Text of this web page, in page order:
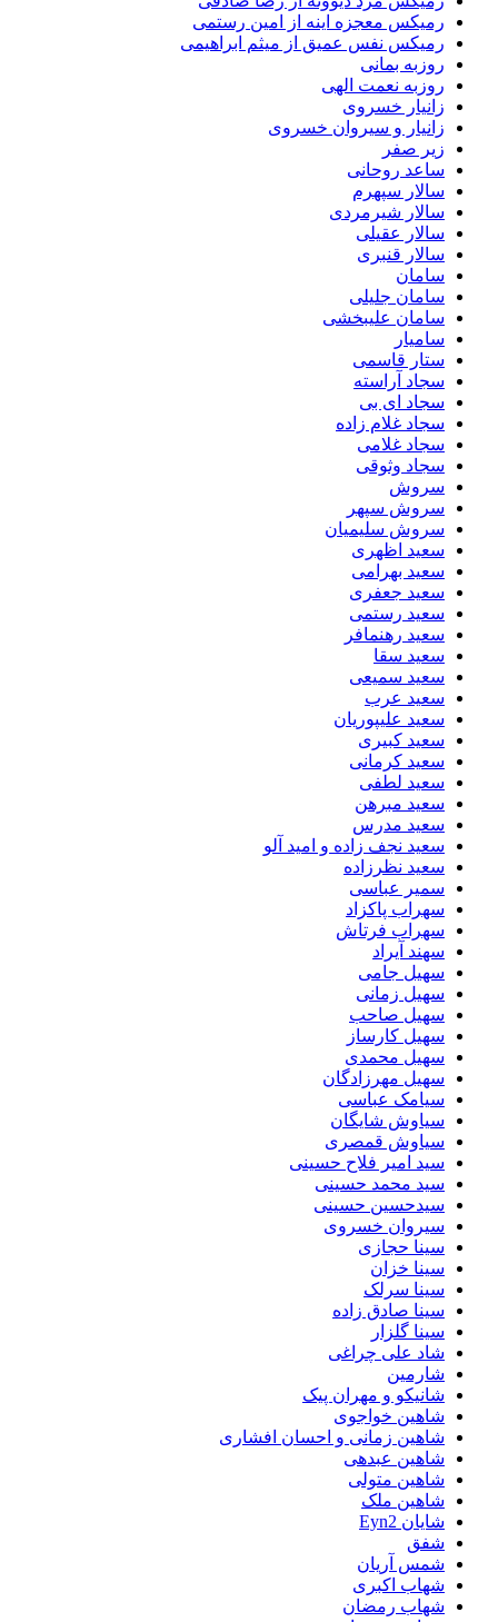
رمیکس معجزه اینه از امین رستمی
رمیکس نفس عمیق از میثم ابراهیمی
روزبه بمانی
روزبه نعمت الهی
زانیار خسروی
زانیار و سیروان خسروی
زیر صفر
ساعد روحانی
سالار سپهرم
سالار شیرمردی
سالار عقیلی
سالار قنبری
سامان
سامان جلیلی
سامان علیبخشی
سامیار
ستار قاسمی
سجاد آراسته
سجاد ای بی
سجاد غلام زاده
سجاد غلامی
سجاد وثوقى
سروش
سروش سپهر
سروش سلیمیان
سعید اظهری
سعید بهرامی
سعید جعفری
سعید رستمی
سعید رهنمافر
سعید سقا
سعید سمیعی
سعید عرب
سعید علیپوریان
سعید کبیری
سعید کرمانی
سعید لطفی
سعید مبرهن
سعید مدرس
سعید نجف زاده و امید آلو
سعید نظرزاده
سمیر عباسی
سهراب پاکزاد
سهراب فرتاش
سهند آیراد
سهیل جامی
سهیل زمانی
سهیل صاحب
سهیل کارساز
سهیل محمدی
سهیل مهرزادگان
سیامک عباسی
سیاوش شایگان
سیاوش قمصری
سید امیر فلاح حسینی
سید محمد حسینی
سیدحسین حسینی
سیروان خسروی
سینا حجازی
سینا خزان
سینا سرلک
سینا صادق زاده
سینا گلزار
شاد علی چراغی
شارمین
شانیکو و مهران پیک
شاهین خواجوی
شاهین زمانی و احسان افشاری
شاهین عبدهی
شاهین متولی
شاهین ملک
شایان Eyn2
شفق
شمس آریان
شهاب اکبری
شهاب رمضان